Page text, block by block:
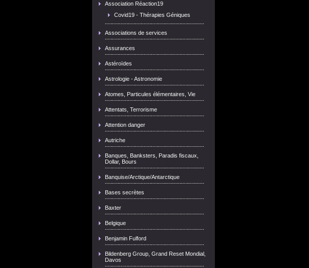
Association Réaction19
Covid19 - Thérapies Géniques
Associations de services
Assurances
Astéroïdes
Astrologie - Astronomie
Atomes, Particules élémentaires, Vie
Attentats, Terrorisme
Attention danger
Autriche
Banques, Banksters, Paradis fiscaux,
Dollar, Bours
Banquise/Arctique/Antarctique
Bases secrètes
Baxter
Belgique
Benjamin Fulford
Bildenberg Group, Grand Reset Mondial,
Davos